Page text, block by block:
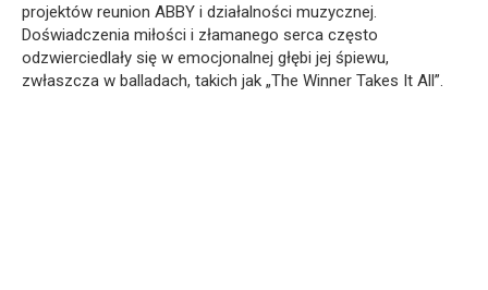
projektów reunion ABBY i działalności muzycznej.
Doświadczenia miłości i złamanego serca często
odzwierciedlały się w emocjonalnej głębi jej śpiewu,
zwłaszcza w balladach, takich jak „The Winner Takes It All”.